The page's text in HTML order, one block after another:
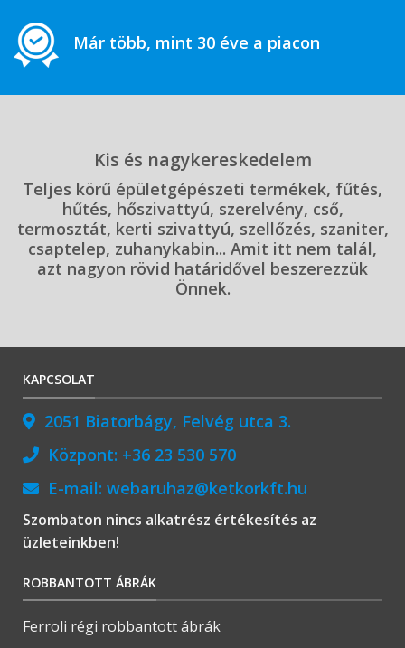
Már több, mint 30 éve a piacon
Kis és nagykereskedelem
Teljes körű épületgépészeti termékek, fűtés,
hűtés, hőszivattyú, szerelvény, cső,
termosztát, kerti szivattyú, szellőzés, szaniter,
csaptelep, zuhanykabin... Amit itt nem talál,
azt nagyon rövid határidővel beszerezzük
Önnek.
KAPCSOLAT
2051 Biatorbágy, Felvég utca 3.
Központ: +36 23 530 570
E-mail: webaruhaz@ketkorkft.hu
Szombaton nincs alkatrész értékesítés az
üzleteinkben!
ROBBANTOTT ÁBRÁK
Ferroli régi robbantott ábrák